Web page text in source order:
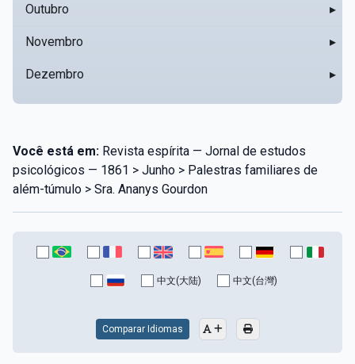
Outubro ▸
Novembro ▸
Dezembro ▸
Você está em: Revista espírita — Jornal de estudos
psicológicos — 1861 > Junho > Palestras familiares de
além-túmulo > Sra. Ananys Gourdon
中文(大陆) 中文(台灣)
Comparar Idiomas